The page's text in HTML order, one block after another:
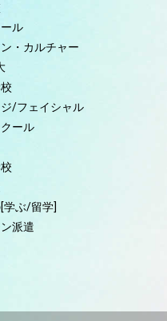
ル
・カルチャー
/フェイシャル
ール
学ぶ/留学]
派遣